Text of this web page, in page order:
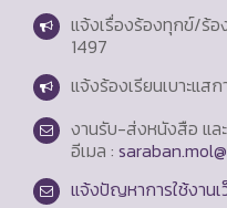
แจ้งเรื่องร้องทุกข์/ร้อ
1497
แจ้งร้องเรียนเบาะแส
งานรับ-ส่งหนังสือ แล
อีเมล :
แจ้งปัญหาการใช้งานเ